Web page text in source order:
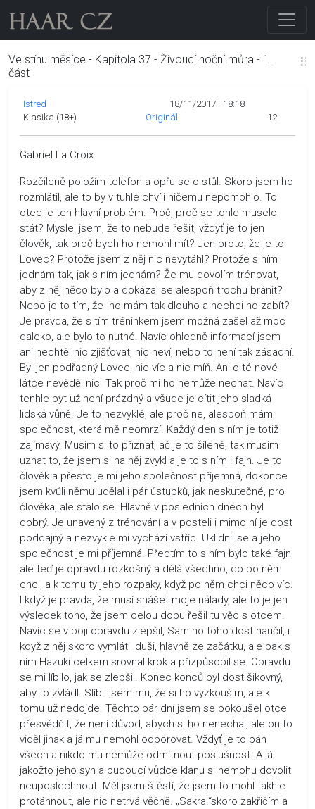
Ve stínu měsíce - Kapitola 37 - Živoucí noční můra - 1.
část
Istred
18/11/2017 - 18:18
Klasika (18+)
Originál 12
Gabriel La Croix
Rozčileně položím telefon a opřu se o stůl. Skoro jsem ho
rozmlátil, ale to by v tuhle chvíli ničemu nepomohlo. To
otec je ten hlavní problém. Proč, proč se tohle muselo
stát? Myslel jsem, že to nebude řešit, vždyť je to jen
člověk, tak proč bych ho nemohl mít? Jen proto, že je to
Lovec? Protože jsem z něj nic nevytáhl? Protože s ním
jednám tak, jak s ním jednám? Že mu dovolím trénovat,
aby z něj něco bylo a dokázal se alespoň trochu bránit?
Nebo je to tím, že ho mám tak dlouho a nechci ho zabít?
Je pravda, že s tím tréninkem jsem možná zašel až moc
daleko, ale bylo to nutné. Navíc ohledně informací jsem
ani nechtěl nic zjišťovat, nic neví, nebo to není tak zásadní.
Byl jen podřadný Lovec, nic víc a nic míň. Ani o té nové
látce nevěděl nic. Tak proč mi ho nemůže nechat. Navíc
tenhle byt už není prázdný a všude je cítit jeho sladká
lidská vůně. Je to nezvyklé, ale proč ne, alespoň mám
společnost, která mě neomrzí. Každý den s ním je totiž
zajímavý. Musím si to přiznat, ač je to šílené, tak musím
uznat to, že jsem si na něj zvykl a je to s ním i fajn. Je to
člověk a přesto je mi jeho společnost příjemná, dokonce
jsem kvůli němu udělal i pár ústupků, jak neskutečné, pro
člověka, ale stalo se. Hlavně v posledních dnech byl
dobrý. Je unavený z trénování a v posteli i mimo ní je dost
poddajný a nezvykle mi vychází vstříc. Uklidnil se a jeho
společnost je mi příjemná. Předtím to s ním bylo také fajn,
ale teď je opravdu rozkošný a dělá všechno, co po něm
chci, a k tomu ty jeho rozpaky, když po něm chci něco víc.
I když je pravda, že musí snášet moje nálady, ale to je jen
výsledek toho, že jsem celou dobu řešil tu věc s otcem.
Navíc se v boji opravdu zlepšil, Sam ho toho dost naučil, i
když z něj skoro vymlátil duši, hlavně ze začátku, ale pak s
ním Hazuki celkem srovnal krok a přizpůsobil se. Opravdu
se mi líbilo, jak se zlepšil. Konec konců byl dost šikovný,
aby to zvládl. Slíbil jsem mu, že si ho vyzkouším, ale k
tomu už nedojde. Těchto pár dní jsem se pokoušel otce
přesvědčit, že není důvod, abych si ho nenechal, ale on to
viděl jinak a já mu nemohl odporovat. Vždyť je to pán
všech a nikdo mu nemůže odmítnout poslušnost. A já
jakožto jeho syn a budoucí vůdce klanu si nemohu dovolit
neuposlechnout. Měl jsem štěstí, že jsem to mohl takhle
protáhnout, ale nic netrvá věčně. „Sakra!“skoro zakřičím a